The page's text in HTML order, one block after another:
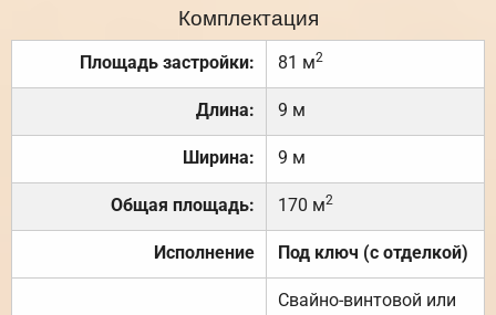
Комплектация
Площадь застройки: 81 м2
Длина: 9 м
Ширина: 9 м
Общая площадь: 170 м2
Исполнение Под ключ (с отделкой)
Свайно-винтовой или